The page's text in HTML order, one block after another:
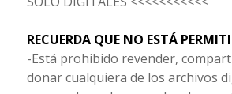
RECUERDA QUE NO ESTÁ
-Está prohibido revender,
donar cualquiera de los archivos